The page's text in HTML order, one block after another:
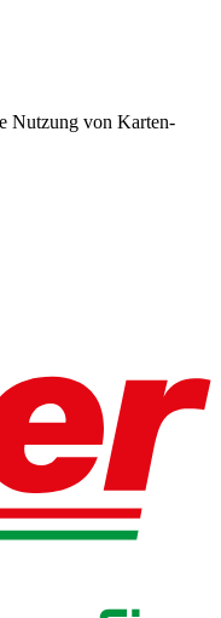
Nutzung von Karten-